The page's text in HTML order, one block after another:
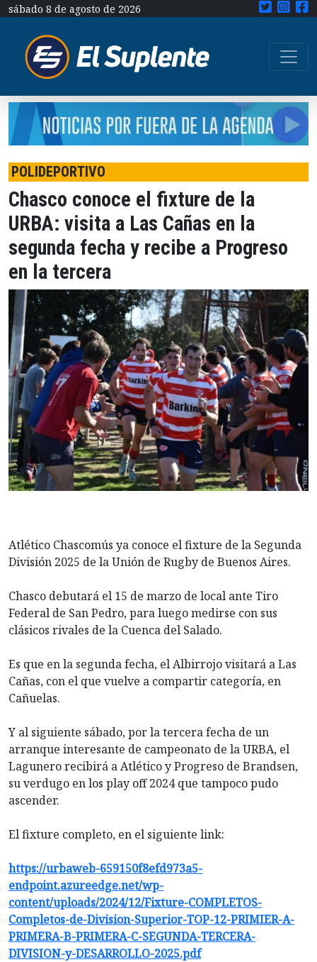
sábado 8 de agosto de 2026
POLIDEPORTIVO
Chasco conoce el fixture de la
URBA: visita a Las Cañas en la
segunda fecha y recibe a Progreso
en la tercera
Atlético Chascomús ya conoce el fixture de la Segunda
División 2025 de la Unión de Rugby de Buenos Aires.
Chasco debutará el 15 de marzo de local ante Tiro
Federal de San Pedro, para luego medirse con sus
clásicos rivales de la Cuenca del Salado.
Es que en la segunda fecha, el Albirrojo visitará a Las
Cañas, con el que vuelve a compartir categoría, en
Cañuelas.
Y al siguiente sábado, por la tercera fecha de un
arranque interesante de campeonato de la URBA, el
Lagunero recibirá a Atlético y Progreso de Brandsen,
su verdugo en los play off 2024 que tampoco pudo
ascender.
El fixture completo, en el siguiente link:
https://urbaweb-659150f8efd973a5-
endpoint.azureedge.net/wp-
content/uploads/2024/12/Fixture-COMPLETOS-
Completos-de-Division-Superior-TOP-12-PRIMIER-A-
PRIMERA-B-PRIMERA-C-SEGUNDA-TERCERA-
DIVISION-y-DESARROLLO-2025.pdf